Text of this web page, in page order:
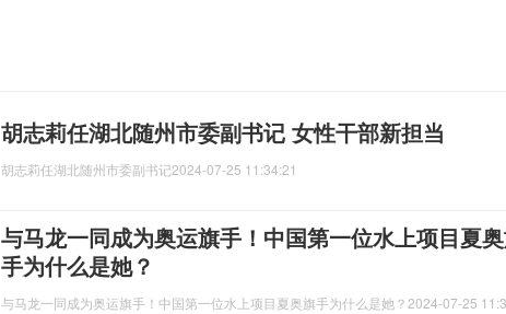
胡志莉任湖北随州市委副书记 女性干部新担当
胡志莉任湖北随州市委副书记2024-07-25 11:34:21
与马龙一同成为奥运旗手！中国第一位水上项目夏
手为什么是她？
与马龙一同成为奥运旗手！中国第一位水上项目夏奥旗手为什么是她？ 2024-07-25